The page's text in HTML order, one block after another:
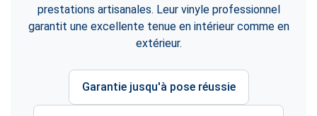
prestations artisanales. Leur vinyle professionnel
garantit une excellente tenue en intérieur comme en
extérieur.
Garantie jusqu'à pose réussie